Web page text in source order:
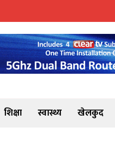
शिक्षा स्वास्थ्य खेलकुद